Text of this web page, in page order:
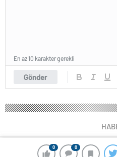
0 0
Gönder
En az 10 karakter gerekli